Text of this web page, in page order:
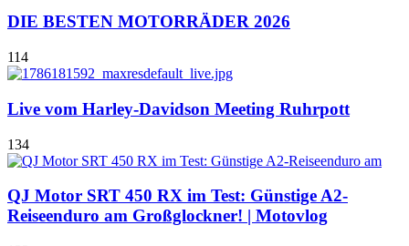
DIE BESTEN MOTORRÄDER 2026
114
Live vom Harley-Davidson Meeting Ruhrpott
134
QJ Motor SRT 450 RX im Test: Günstige A2-
Reiseenduro am Großglockner! | Motovlog